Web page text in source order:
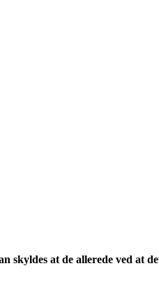
skyldes at de allerede ved at